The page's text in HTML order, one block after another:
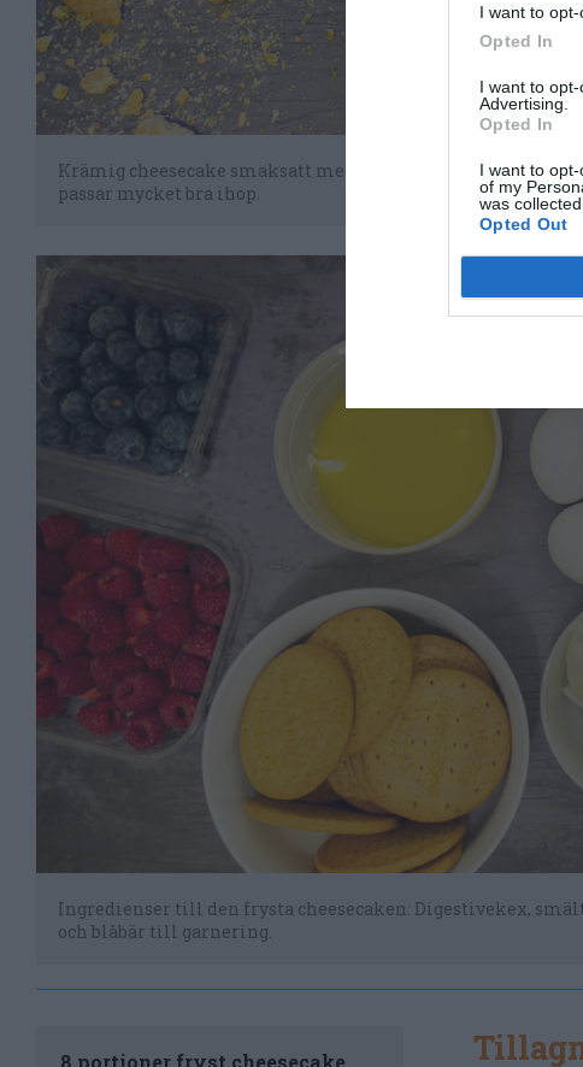
I want to
Opted In
I want to
Advertising.
Opted In
I want to
of my
was collected.
Opted Out
Krämig cheesecake smaksatt med lime, knaprig
passar mycket bra ihop.
Ingredienser till den frysta cheesecaken: Digestivekex,
och blåbär till garnering.
8 portioner fryst cheesecake